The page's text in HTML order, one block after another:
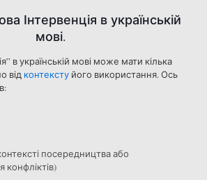
Інтервенція в українській
мові.
в українській мові може мати кілька
від контекстуйого використання. Ось
посередництва або
конфліктів)